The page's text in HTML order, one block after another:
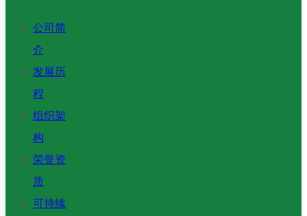
公司简
介
发展历
程
组织架
构
荣誉资
质
可持续